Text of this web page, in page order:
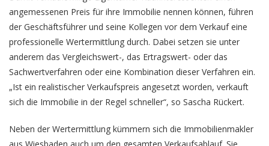
angemessenen Preis für ihre Immobilie nennen können, führen
der Geschäftsführer und seine Kollegen vor dem Verkauf eine
professionelle Wertermittlung durch. Dabei setzen sie unter
anderem das Vergleichswert-, das Ertragswert- oder das
Sachwertverfahren oder eine Kombination dieser Verfahren ein.
„Ist ein realistischer Verkaufspreis angesetzt worden, verkauft
sich die Immobilie in der Regel schneller“, so Sascha Rückert.
Neben der Wertermittlung kümmern sich die Immobilienmakler